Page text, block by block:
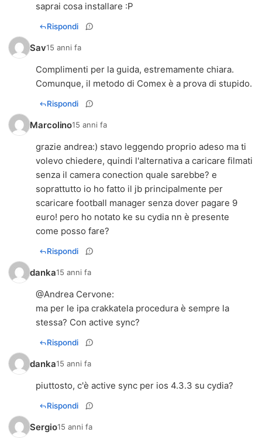
saprai cosa installare :P
Rispondi
Sav15 anni fa
Complimenti per la guida, estremamente chiara.
Comunque, il metodo di Comex è a prova di stupido.
Rispondi
Marcolino15 anni fa
grazie andrea:) stavo leggendo proprio adeso ma ti
volevo chiedere, quindi l'alternativa a caricare filmati
senza il camera conection quale sarebbe? e
soprattutto io ho fatto il jb principalmente per
scaricare football manager senza dover pagare 9
euro! pero ho notato ke su cydia nn è presente
come posso fare?
Rispondi
danka15 anni fa
@Andrea Cervone:
ma per le ipa crakkatela procedura è sempre la
stessa? Con active sync?
Rispondi
danka15 anni fa
piuttosto, c'è active sync per ios 4.3.3 su cydia?
Rispondi
Sergio15 anni fa